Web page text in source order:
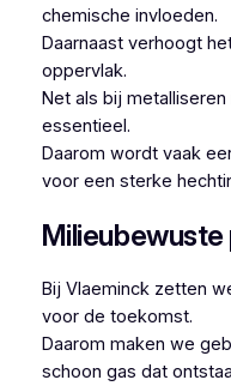
chemische invloeden.
Daarnaast verhoogt
oppervlak.
Net als bij
essentieel.
Daarom wordt vaak
voor een sterke
Bij Vlaeminck zetten
voor de toekomst.
Daarom maken we
schoon gas dat